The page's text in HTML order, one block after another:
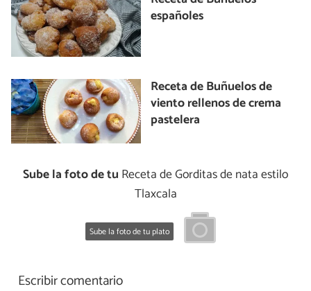
españoles
Receta de Buñuelos de
viento rellenos de crema
pastelera
Sube la foto de tu Receta de Gorditas de nata estilo
Tlaxcala
Sube la foto de tu plato
Escribir comentario